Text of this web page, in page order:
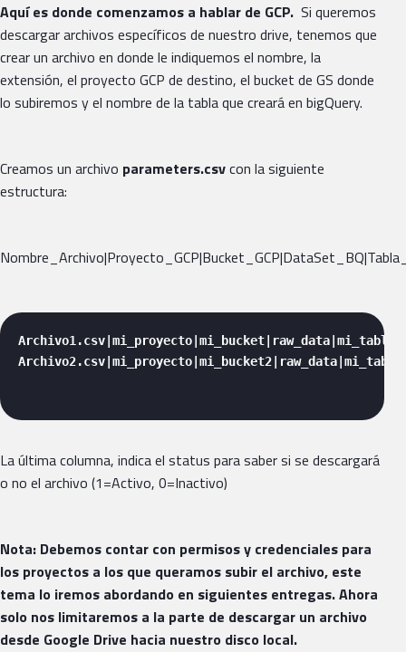
Aquí es donde comenzamos a hablar de GCP. Si queremos
descargar archivos específicos de nuestro drive, tenemos que
crear un archivo en donde le indiquemos el nombre, la
extensión, el proyecto GCP de destino, el bucket de GS donde
lo subiremos y el nombre de la tabla que creará en bigQuery.
Creamos un archivo parameters.csvcon la siguiente
estructura:
La última columna, indica el status para saber si se descargará
o no el archivo (1=Activo, 0=Inactivo)
Nota: Debemos contar con permisos y credenciales para
los proyectos a los que queramos subir el archivo, este
tema lo iremos abordando en siguientes entregas. Ahora
solo nos limitaremos a la parte de descargar un archivo
desde Google Drive hacia nuestro disco local.